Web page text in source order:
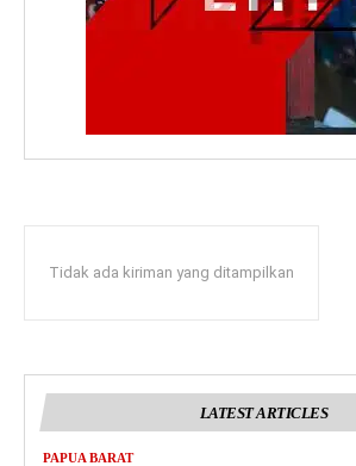
Tidak ada kiriman yang ditampilkan
LATEST ARTICLES
PAPUA BARAT